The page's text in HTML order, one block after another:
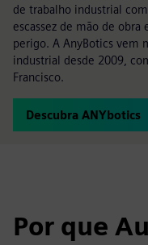
de trabalho industrial
escassez de mão de
perigo. A AnyBotics vem
industrial desde 2009,
Francisco.
Descubra ANYbotics
Por que